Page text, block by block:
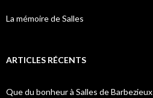
La mémoire de Salles
ARTICLES RÉCENTS
Que du bonheur à Salles de Barbezieux